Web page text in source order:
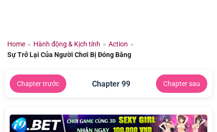
dungHome » Hành động & Kịch tính » Action »
Sự Trở Lại Của Người Chơi Bị Đóng Băng
Chapter trước Chapter 99 Chapter sau